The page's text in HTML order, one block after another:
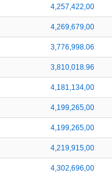
4,257,422,00
4,269,679,00
3,776,998.06
3,810,018.96
4,181,134,00
4,199,265,00
4,199,265,00
4,219,915,00
4,302,696,00